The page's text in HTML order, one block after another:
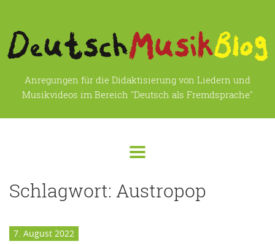
Anregungen für die Didaktisierung von Liedern und
Musikvideos im Bereich "Deutsch als Fremdsprache"
Schlagwort: Austropop
7. August 2022